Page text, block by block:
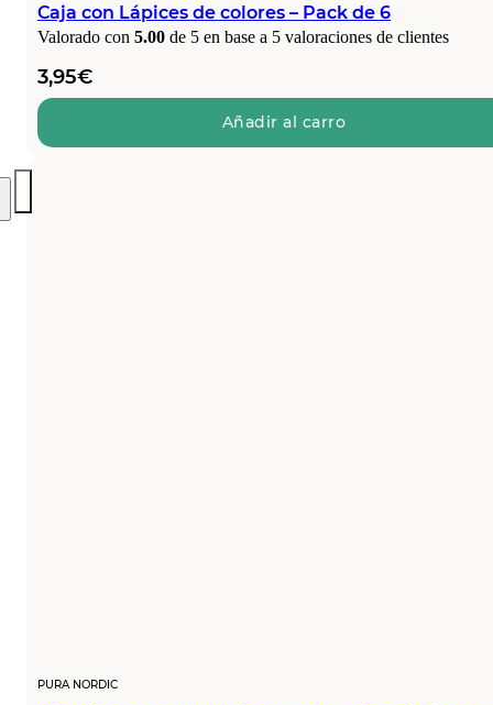
Caja con Lápices de colores – Pack de 6
Valorado con 5.00 de 5 en base a 5 valoraciones de clientes
3,95€
Añadir al carro
PURA NORDIC